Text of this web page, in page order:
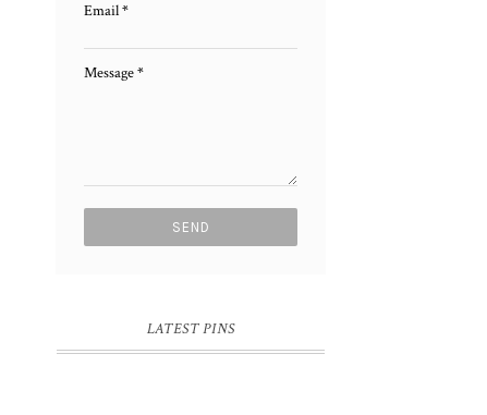
Email*
Message*
LATEST PINS